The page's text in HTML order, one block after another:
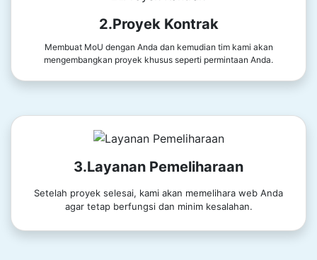
2.Proyek Kontrak
Membuat MoU dengan Anda dan kemudian tim kami akan
mengembangkan proyek khusus seperti permintaan Anda.
3.Layanan Pemeliharaan
Setelah proyek selesai, kami akan memelihara web Anda
agar tetap berfungsi dan minim kesalahan.